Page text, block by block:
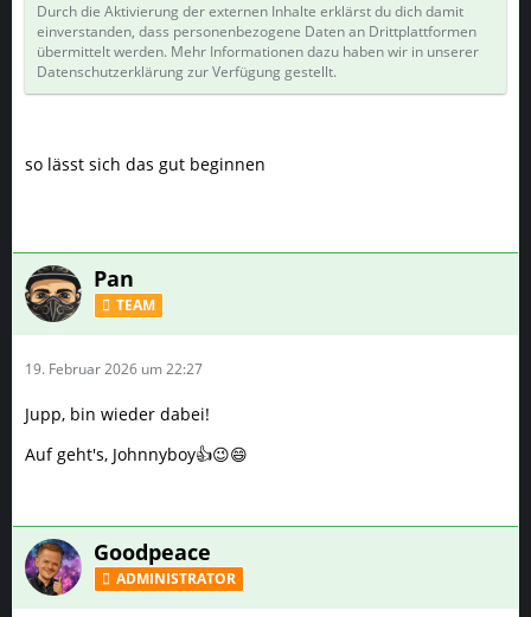
Durch die Aktivierung der externen Inhalte erklärst du dich damit
einverstanden, dass personenbezogene Daten an Drittplattformen
übermittelt werden. Mehr Informationen dazu haben wir in unserer
Datenschutzerklärung zur Verfügung gestellt.
so lässt sich das gut beginnen
Pan
TEAM
19. Februar 2026 um 22:27
Jupp, bin wieder dabei!
Auf geht's, Johnnyboy👍😉😄
Goodpeace
ADMINISTRATOR